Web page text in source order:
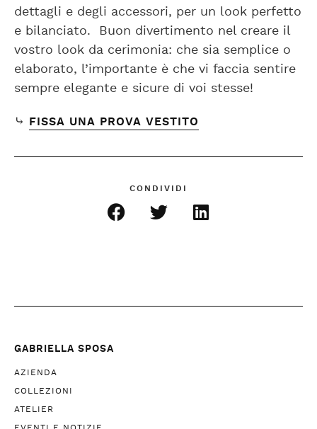
dettagli e degli accessori, per un look perfetto
e bilanciato. Buon divertimento nel creare il
vostro look da cerimonia: che sia semplice o
elaborato, l’importante è che vi faccia sentire
sempre elegante e sicure di voi stesse!
⤷ FISSA UNA PROVA VESTITO
CONDIVIDI
GABRIELLA SPOSA
AZIENDA
COLLEZIONI
ATELIER